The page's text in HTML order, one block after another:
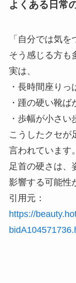
よくある日常
「自分では気
そう感じる方も
実は、
・長時間座りっ
・踵の硬い靴ば
・歩幅が小さい
こうしたクセが
言われています。
足首の硬さは、
影響する可能性
引用元：
https://